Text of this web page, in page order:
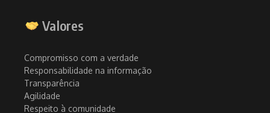
Valores
Compromisso com a verdade
Responsabilidade na informação
Transparência
Agilidade
Respeito à comunidade